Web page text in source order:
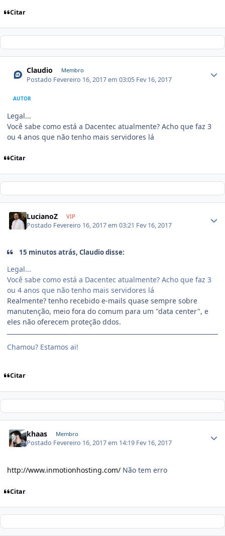
Citar
Claudio Membro
Postado Fevereiro 16, 2017 em 03:05 Fev 16, 2017
AUTOR
Legal...
Você sabe como está a Dacentec atualmente? Acho que faz 3
ou 4 anos que não tenho mais servidores lá
Citar
LucianoZ VIP
Postado Fevereiro 16, 2017 em 03:21 Fev 16, 2017
15 minutos atrás, Claudio disse:
Legal...
Você sabe como está a Dacentec atualmente? Acho que faz 3
ou 4 anos que não tenho mais servidores lá
Realmente? tenho recebido e-mails quase sempre sobre
manutenção, meio fora do comum para um "data center", e
eles não oferecem proteção ddos.
Chamou? Estamos ai!
Citar
khaas Membro
Postado Fevereiro 16, 2017 em 14:19 Fev 16, 2017
http://www.inmotionhosting.com/ Não tem erro
Citar